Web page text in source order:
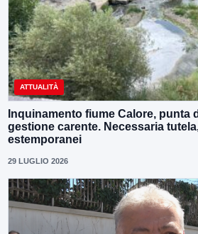
ATTUALITÀ
Inquinamento fiume Calore, punta
gestione carente. Necessaria
estemporanei
29 LUGLIO 2026